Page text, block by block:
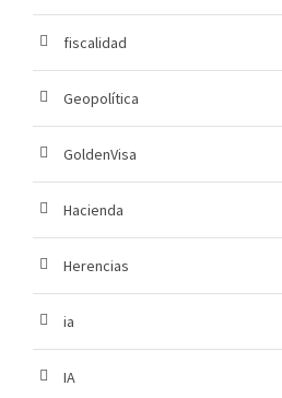
fiscalidad
Geopolítica
GoldenVisa
Hacienda
Herencias
ia
IA